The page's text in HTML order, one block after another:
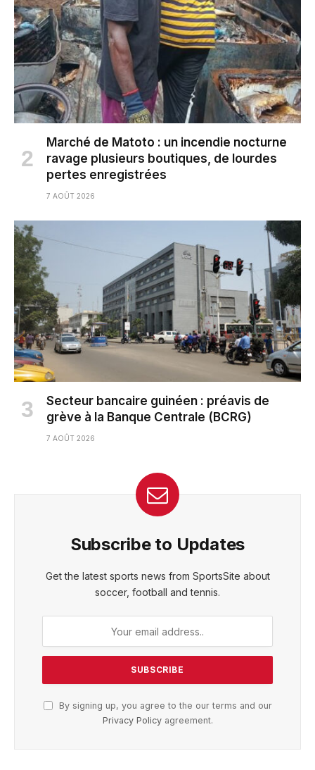
Marché de Matoto : un incendie nocturne
ravage plusieurs boutiques, de lourdes
pertes enregistrées
7 AOÛT 2026
Secteur bancaire guinéen : préavis de
grève à la Banque Centrale (BCRG)
7 AOÛT 2026
Subscribe to Updates
Get the latest sports news from SportsSite about
soccer, football and tennis.
By signing up, you agree to the our terms and our
Privacy Policyagreement.